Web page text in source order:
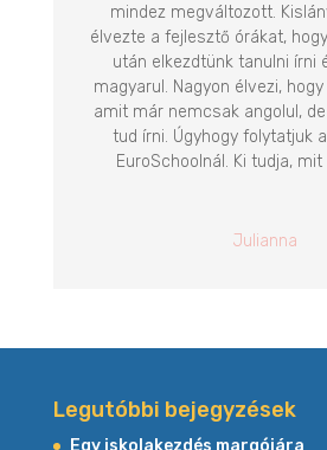
mindez megváltozott.
élvezte a fejlesztő órákat,
után elkezdtünk tanulni írni
magyarul. Nagyon élvezi,
amit már nemcsak angolul,
tud írni. Úgyhogy folytatjuk
EuroSchoolnál. Ki tudja, mit
Julianna
Legutóbbi bejegyzések
Egy iskolakezdés margójára